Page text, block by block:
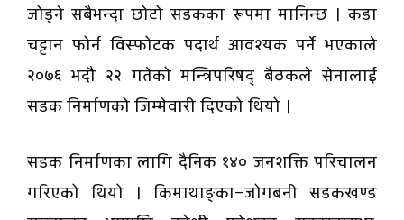
जोड्ने सबैभन्दा छोटो सडकका रूपमा मानिन्छ । कडा
चट्टान फोर्न विस्फोटक पदार्थ आवश्यक पर्ने भएकाले
२०७६ भदौ २२ गतेको मन्त्रिपरिषद् बैठकले सेनालाई
सडक निर्माणको जिम्मेवारी दिएको थियो ।
सडक निर्माणका लागि दैनिक १४० जनशक्ति परिचालन
गरिएको थियो । किमाथाङ्का–जोगबनी सडकखण्ड